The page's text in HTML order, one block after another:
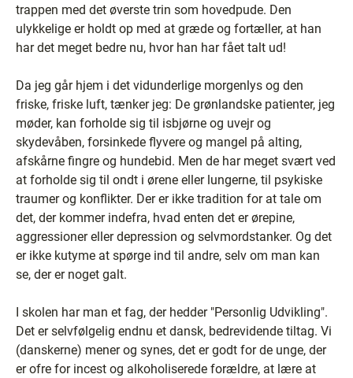
trappen med det øverste trin som hovedpude. Den
ulykkelige er holdt op med at græde og fortæller, at han
har det meget bedre nu, hvor han har fået talt ud!
Da jeg går hjem i det vidunderlige morgenlys og den
friske, friske luft, tænker jeg: De grønlandske patienter, jeg
møder, kan forholde sig til isbjørne og uvejr og
skydevåben, forsinkede flyvere og mangel på alting,
afskårne fingre og hundebid. Men de har meget svært ved
at forholde sig til ondt i ørene eller lungerne, til psykiske
traumer og konflikter. Der er ikke tradition for at tale om
det, der kommer indefra, hvad enten det er ørepine,
aggressioner eller depression og selvmordstanker. Og det
er ikke kutyme at spørge ind til andre, selv om man kan
se, der er noget galt.
I skolen har man et fag, der hedder "Personlig Udvikling".
Det er selvfølgelig endnu et dansk, bedrevidende tiltag. Vi
(danskerne) mener og synes, det er godt for de unge, der
er ofre for incest og alkoholiserede forældre, at lære at